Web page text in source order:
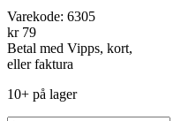
Varekode: 6305
kr 79
Betal med Vipps, kort,
eller faktura
10+ på lager